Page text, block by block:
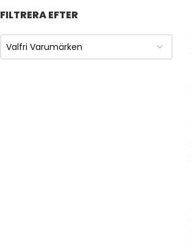
FILTRERA EFTER
Valfri Varumärken